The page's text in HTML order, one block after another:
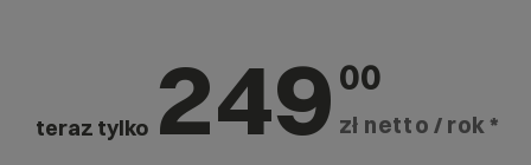
teraz tylko 249 00
zł netto / rok *